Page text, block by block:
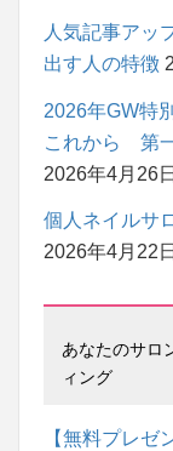
人気記事アッ
出す人の特徴
2026年GW特
これから 第
2026年4月26日
個人ネイルサ
2026年4月22日
あなたのサロ
ィング
【無料プレゼ